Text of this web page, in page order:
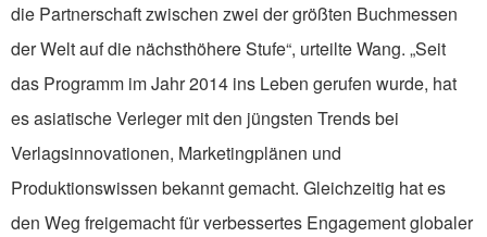
die Partnerschaft zwischen zwei der größten Buchmessen
der Welt auf die nächsthöhere Stufe“, urteilte Wang. „Seit
das Programm im Jahr 2014 ins Leben gerufen wurde, hat
es asiatische Verleger mit den jüngsten Trends bei
Verlagsinnovationen, Marketingplänen und
Produktionswissen bekannt gemacht. Gleichzeitig hat es
den Weg freigemacht für verbessertes Engagement globaler